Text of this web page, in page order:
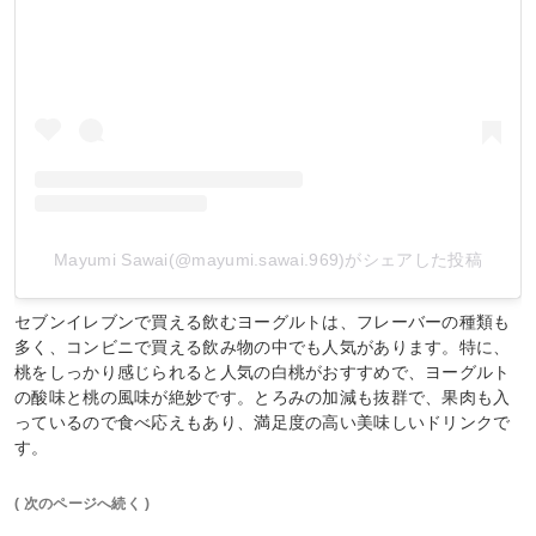
Mayumi Sawai(@mayumi.sawai.969)がシェアした投稿
セブンイレブンで買える飲むヨーグルトは、フレーバーの種類も
多く、コンビニで買える飲み物の中でも人気があります。特に、
桃をしっかり感じられると人気の白桃がおすすめで、ヨーグルト
の酸味と桃の風味が絶妙です。とろみの加減も抜群で、果肉も入
っているので食べ応えもあり、満足度の高い美味しいドリンクで
す。
( 次のページへ続く )